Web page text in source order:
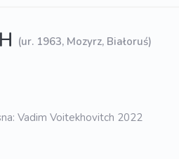
(ur. 1963, Mozyrz, Białoruś)
Vadim Voitekhovitch 2022